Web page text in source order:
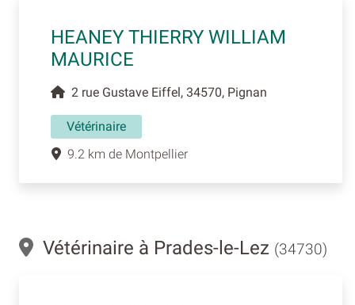
HEANEY THIERRY WILLIAM
MAURICE
2 rue Gustave Eiffel, 34570, Pignan
Vétérinaire
9.2 km de Montpellier
Vétérinaire à Prades-le-Lez (34730)